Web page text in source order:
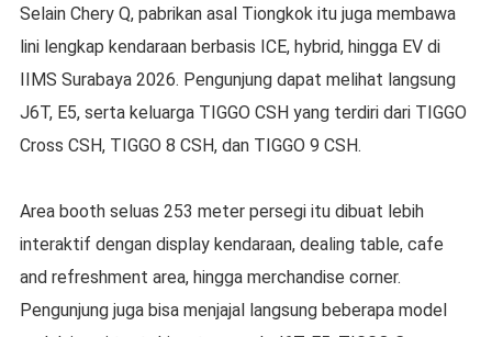
Selain Chery Q, pabrikan asal Tiongkok itu juga membawa
lini lengkap kendaraan berbasis ICE, hybrid, hingga EV di
IIMS Surabaya 2026. Pengunjung dapat melihat langsung
J6T, E5, serta keluarga TIGGO CSH yang terdiri dari TIGGO
Cross CSH, TIGGO 8 CSH, dan TIGGO 9 CSH.
Area booth seluas 253 meter persegi itu dibuat lebih
interaktif dengan display kendaraan, dealing table, cafe
and refreshment area, hingga merchandise corner.
Pengunjung juga bisa menjajal langsung beberapa model